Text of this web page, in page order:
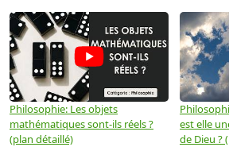
Philosophie: Les objets
mathématiques sont-ils réels ?
(plan détaillé)
est elle
de Dieu ?